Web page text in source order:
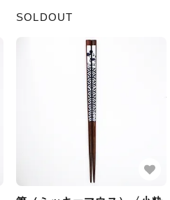
SOLDOUT